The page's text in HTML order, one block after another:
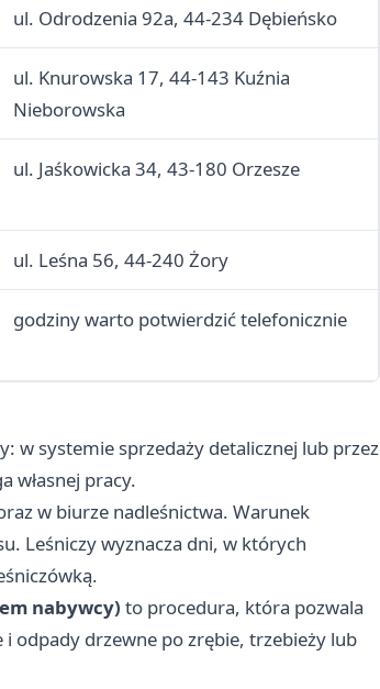
ul. Odrodzenia 92a, 44-234 Dębieńsko
ul. Knurowska 17, 44-143 Kuźnia
Nieborowska
ul. Jaśkowicka 34, 43-180 Orzesze
ul. Leśna 56, 44-240 Żory
godziny warto potwierdzić telefonicznie
w systemie sprzedaży detalicznej lub przez
własnej pracy.
w biurze nadleśnictwa. Warunek
Leśniczy wyznacza dni, w których
nabywcy) to procedura, która pozwala
odpady drzewne po zrębie, trzebieży lub